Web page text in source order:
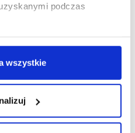
podczas
wszystkie